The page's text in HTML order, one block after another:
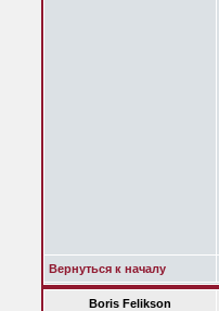
Вернуться к началу
Boris Felikson